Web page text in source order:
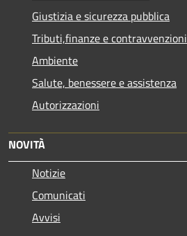
Giustizia e sicurezza pubblica
Tributi,finanze e contravvenzioni
Ambiente
Salute, benessere e assistenza
Autorizzazioni
NOVITÀ
Notizie
Comunicati
Avvisi